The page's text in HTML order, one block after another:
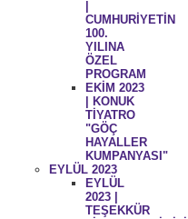
CUMHURİYETİN
100.
YILINA
ÖZEL
PROGRAM
EKİM 2023
| KONUK
TİYATRO
"GÖÇ
HAYALLER
KUMPANYASI"
EYLÜL 2023
EYLÜL
2023 |
TEŞEKKÜR